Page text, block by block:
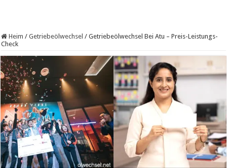
Heim / Getriebeölwechsel / Getriebeölwechsel Bei Atu – Preis-Leistungs-
Check